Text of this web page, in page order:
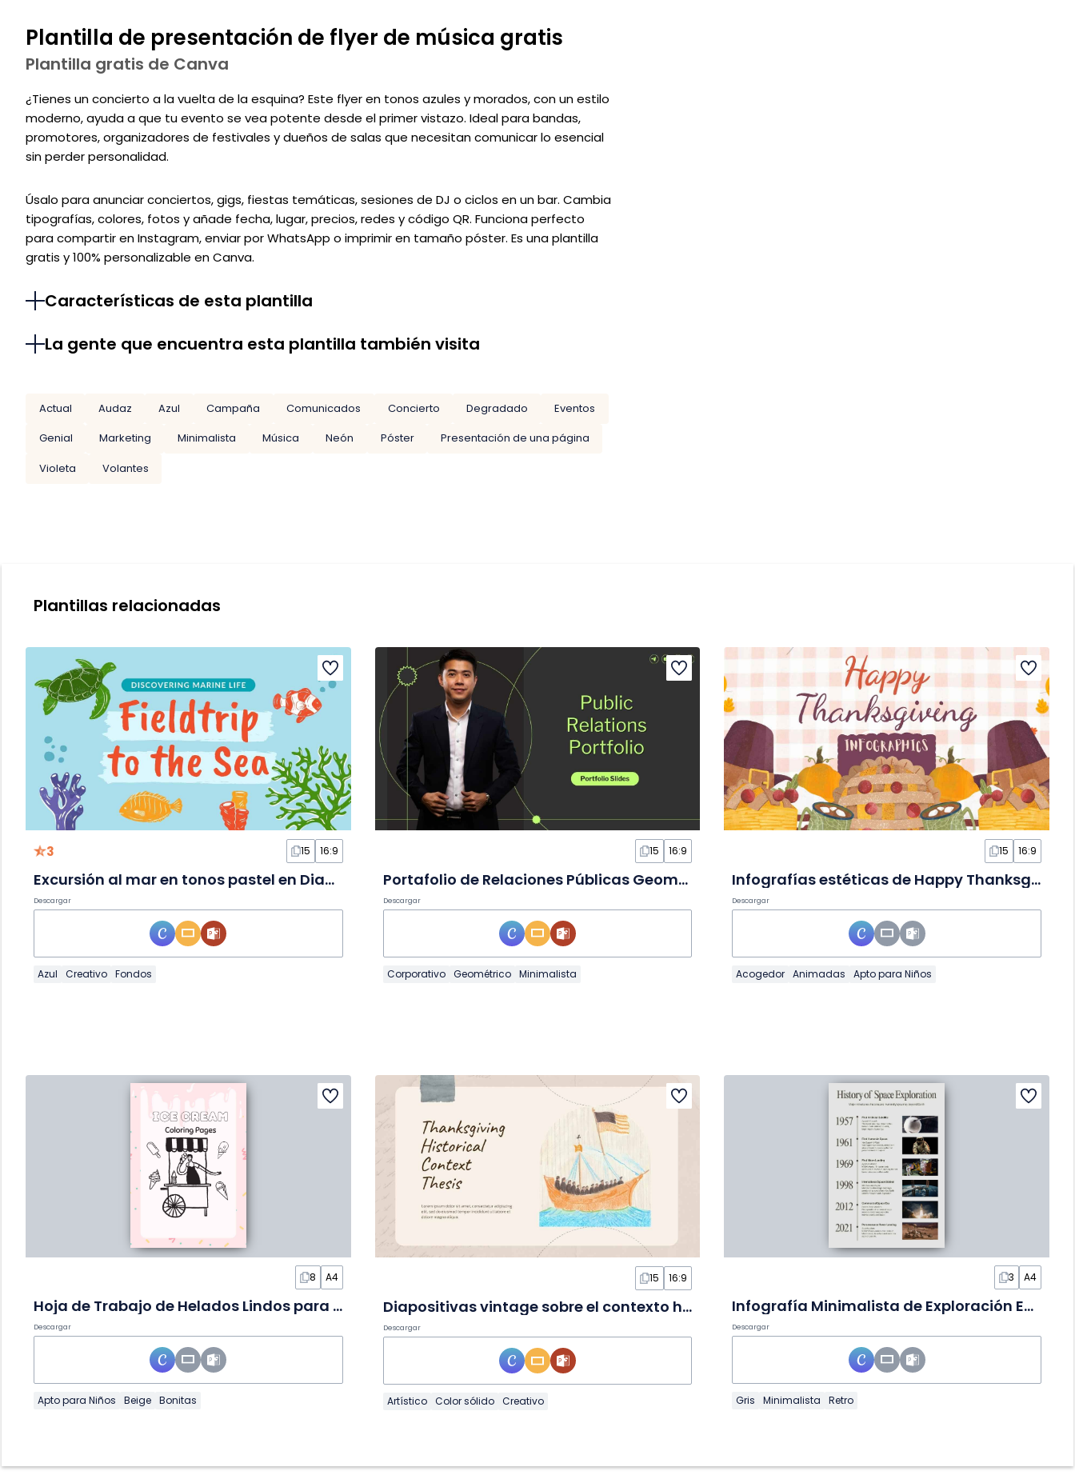
Plantilla de presentación de flyer de música gratis
Plantilla gratis de Canva
¿Tienes un concierto a la vuelta de la esquina? Este flyer en tonos azules y morados, con un estilo
moderno, ayuda a que tu evento se vea potente desde el primer vistazo. Ideal para bandas,
promotores, organizadores de festivales y dueños de salas que necesitan comunicar lo esencial
sin perder personalidad.
Úsalo para anunciar conciertos, gigs, fiestas temáticas, sesiones de DJ o ciclos en un bar. Cambia
tipografías, colores, fotos y añade fecha, lugar, precios, redes y código QR. Funciona perfecto
para compartir en Instagram, enviar por WhatsApp o imprimir en tamaño póster. Es una plantilla
gratis y 100% personalizable en Canva.
Características de esta plantilla
La gente que encuentra esta plantilla también visita
Actual Audaz Azul Campaña Comunicados Concierto Degradado
Eventos
Genial
Marketing Minimalista Música Neón Póster
Presentación de una página
Violeta
Volantes
Plantillas relacionadas
3 15 16:9
Excursión al mar en tonos pastel en Diapositivas
Descargar
Azul Creativo Fondos
15 16:9
Portafolio de Relaciones Públicas Geométrico en Diapositivas
Descargar
Corporativo Geométrico Minimalista
15 16:9
Infografías estéticas de Happy Thanksgiving en Diapositivas
Descargar
Acogedor Animadas Apto para Niños
8 A4
Hoja de Trabajo de Helados Lindos para Colorear
Descargar
Apto para Niños Beige Bonitas
15 16:9
Diapositivas vintage sobre el contexto histórico de Thanksgiving
Descargar
Artístico Color sólido Creativo
3 A4
Infografía Minimalista de Exploración Espacial en Diapositivas
Descargar
Gris Minimalista Retro